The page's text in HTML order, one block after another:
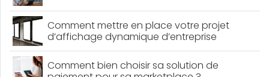
Comment mettre en place votre projet
d’affichage dynamique d’entreprise
Comment bien choisir sa solution de